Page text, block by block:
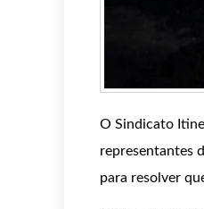
O Sindicato
representantes
para resolver